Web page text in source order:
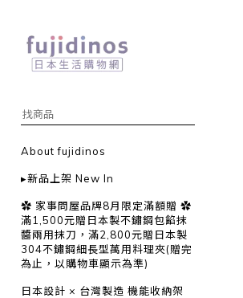
About fujidinos
▸新品上架 New In
✿ 家事問屋品牌8月限定滿額贈 ✿
滿1,500元贈日本製不鏽鋼包餡抹
醬兩用抹刀，滿2,800元贈日本製
304不鏽鋼細長型萬用料理夾(贈完
為止，以購物車顯示為準)
日本設計 × 台灣製造 機能收納架